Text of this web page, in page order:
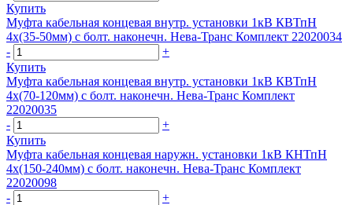
Купить
Муфта кабельная концевая внутр. установки 1кВ КВТпН
4х(35-50мм) с болт. наконечн. Нева-Транс Комплект 22020034
-
+
Купить
Муфта кабельная концевая внутр. установки 1кВ КВТпН
4х(70-120мм) с болт. наконечн. Нева-Транс Комплект
22020035
-
+
Купить
Муфта кабельная концевая наружн. установки 1кВ КНТпН
4х(150-240мм) с болт. наконечн. Нева-Транс Комплект
22020098
-
+